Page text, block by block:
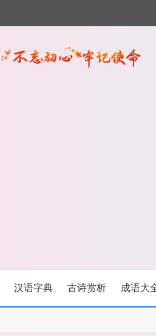
汉语字典 古诗赏析 成语大